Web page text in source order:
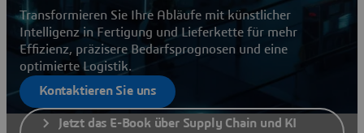
Transformieren Sie Ihre Abläufe mit künstlicher
Intelligenz in Fertigung und Lieferkette für mehr
Effizienz, präzisere Bedarfsprognosen und eine
optimierte Logistik.
Kontaktieren Sie uns
Jetzt das E-Book über Supply Chain und KI